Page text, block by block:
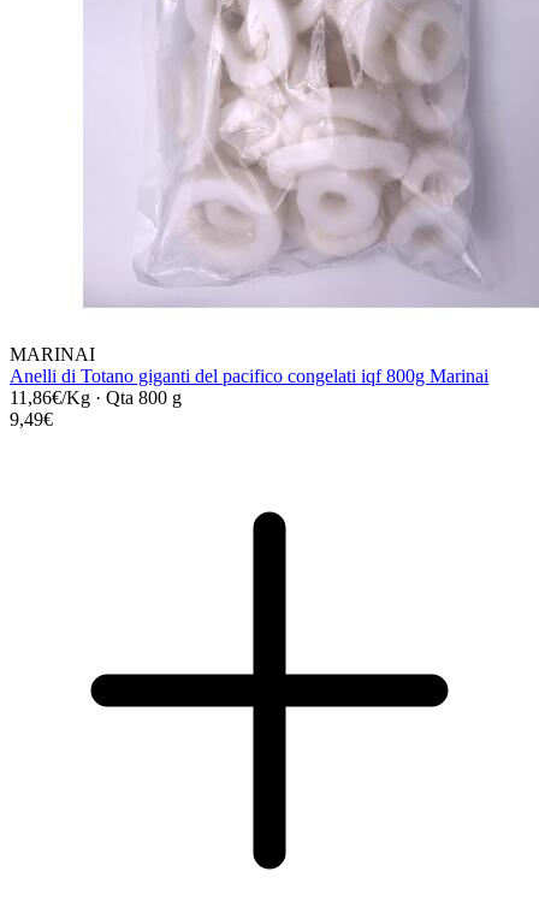
MARINAI
Anelli di Totano giganti del pacifico congelati iqf 800g Marinai
11,86€/Kg · Qta 800 g
9,49€